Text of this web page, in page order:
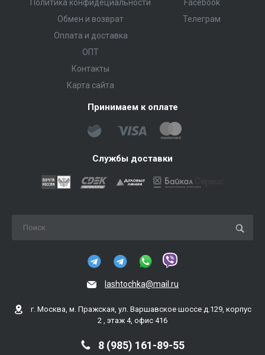
Политика конфидециальности
Обмен и возврат
Оплата и доставка
ОПТ
Контакты
Карта сайта
Facebook
Телеграм
Принимаем к оплате
Службы доставки
lashtochka@mail.ru
г. Москва, м. Пражская, ул. Варшавское шоссе д.129, корпус
2 , этаж 4, офис 416
8 (985) 161-89-55